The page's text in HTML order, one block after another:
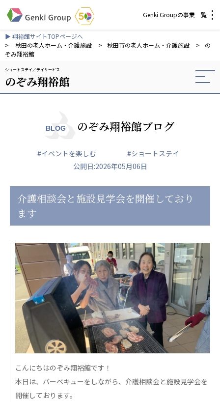
Genki Groupの事業一覧
介護・福祉
社会福祉法人 元気村グループ
社会福祉法人元気村
社会福祉法人長寿の森
株式会社 サンガジャパン
株式会社日本遮蔽技研
株式会社Genkiリレーションズ
一般社団法人 日本高齢者福祉協会
日本高齢者福祉協会
株式会社 爽やかな風沖縄
爽やかな風 中部エリア
爽やかな風 那覇エリア
株式会社 鷹揚館
鷹揚館
社会福祉法人 共生会
特別養護老人ホーム 共生の家
株式会社 アジアメデカ元気事業団
アジアメデカ元気事業団
株式会社 爽やかな風九州
爽やかな風九州
七星
社会福祉法人 福ふく
▶ 翔裕館サイトTOPページへ
>
秋田の老人ホーム・介護施設 > 秋田市の老人ホーム・介護施設 >
の
ぞみ翔裕館
ショートステイ デイサービス
のぞみ翔裕館
BLOG のぞみ翔裕館ブログ
#イベントを楽しむ
#ショートステイ
公開日:2026年05月06日
介護相談会と施設見学会を開催しており
ます
こんにちはのぞみ翔裕館です！
本日は、バーベキューをしながら、介護相談会と施設見学会を
開催しております。